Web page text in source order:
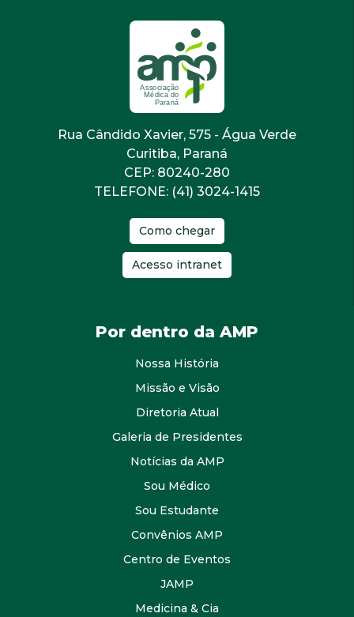
Rua Cândido Xavier, 575 - Água Verde
Curitiba, Paraná
CEP: 80240-280
TELEFONE: (41) 3024-1415
Como chegar
Acesso intranet
Por dentro da AMP
Nossa História
Missão e Visão
Diretoria Atual
Galeria de Presidentes
Notícias da AMP
Sou Médico
Sou Estudante
Convênios AMP
Centro de Eventos
JAMP
Medicina & Cia